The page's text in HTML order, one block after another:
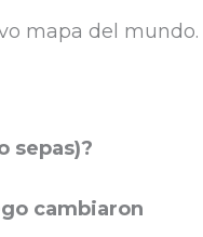
mapa del
sepas)?
cambiaron